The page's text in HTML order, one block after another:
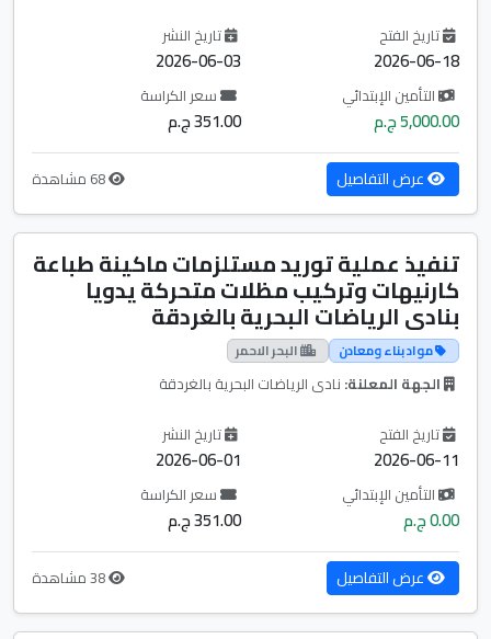
تاريخ الفتح
2026-06-18
تاريخ النشر
2026-06-03
التأمين الإبتدائي
5,000.00 ج.م
سعر الكراسة
351.00 ج.م
عرض التفاصيل
تنفيذ عملية توريد مستلزمات ماكينة طباعة
كارنيهات وتركيب مظلات متحركة يدويا
بنادى الرياضات البحرية بالغردقة
مواد بناء ومعادن البحر الاحمر
الجهة المعلنة: نادى الرياضات البحرية بالغردقة
تاريخ الفتح
2026-06-11
تاريخ النشر
2026-06-01
التأمين الإبتدائي
0.00 ج.م
سعر الكراسة
351.00 ج.م
عرض التفاصيل